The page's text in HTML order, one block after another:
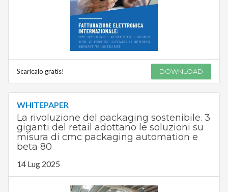
Scaricalo gratis! DOWNLOAD
WHITEPAPER
La rivoluzione del packaging sostenibile. 3
giganti del retail adottano le soluzioni su
misura di cmc packaging automation e
beta 80
14 Lug 2025